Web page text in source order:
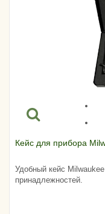
Кейс для прибора
Удобный кейс
принадлежностей.